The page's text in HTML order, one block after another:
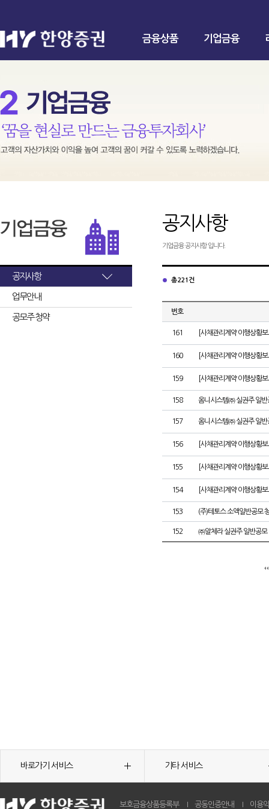
금융상품 기업금융
공지사항
업무안내
공모주 청약
공지사항
기업금융 공지사항 입니다.
총 221건
번호
161 [사채관리계약 이행상황
160 [사채관리계약 이행상황
159 [사채관리계약 이행상황
158 옴니시스템㈜ 실권주 일반
157 옴니시스템㈜ 실권주 일반
156 [사채관리계약 이행상황
155 [사채관리계약 이행상황
154 [사채관리계약 이행상황
153 (주)테토스 소액일반공모
152 ㈜알체라 실권주 일반공모
바로가기 서비스 기타 서비스
보호금융상품등록부 공동인증안내 이용